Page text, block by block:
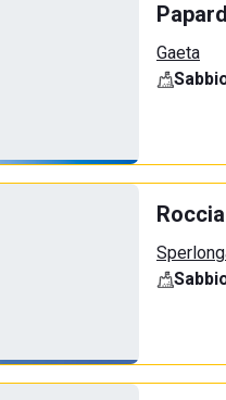
Gaeta